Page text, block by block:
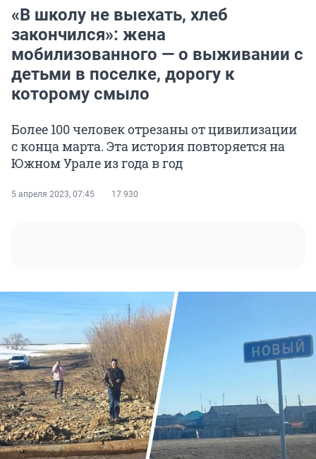
«В школу не выехать, хлеб
закончился»: жена
мобилизованного — о выживании с
детьми в поселке, дорогу к
которому смыло
Более 100 человек отрезаны от цивилизации
с конца марта. Эта история повторяется на
Южном Урале из года в год
5 апреля 2023, 07:45 17 930